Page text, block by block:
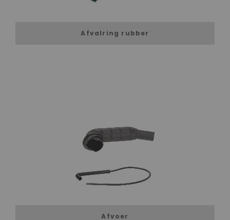
Afvalring rubber
Afvoer